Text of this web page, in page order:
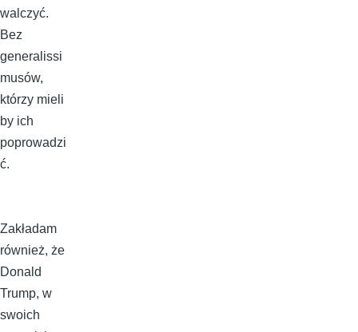
walczyć.
Bez
generalissi
musów,
którzy mieli
by ich
poprowadzi
ć.
Zakładam
również, że
Donald
Trump, w
swoich